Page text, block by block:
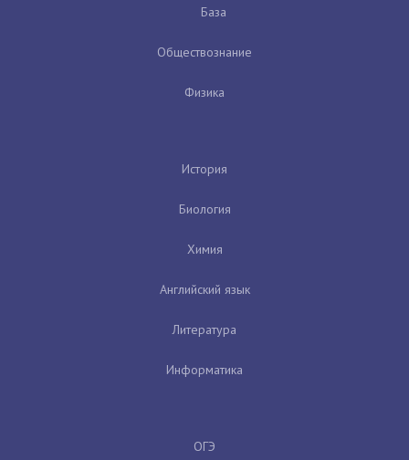
База
Обществознание
Физика
История
Биология
Химия
Английский язык
Литература
Информатика
ОГЭ